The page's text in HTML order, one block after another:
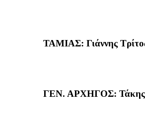
ΤΑΜΙΑΣ: Γιάννης
ΓΕΝ. ΑΡΧΗΓΟΣ: Τάκης